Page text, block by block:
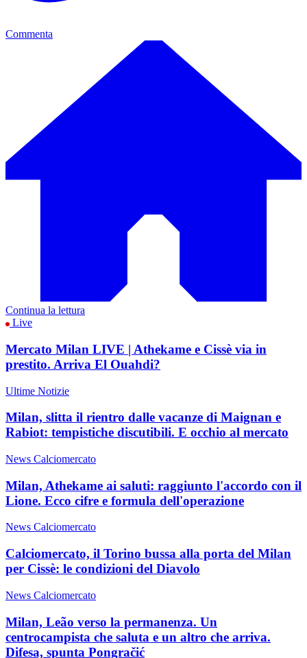
Commenta
Continua la lettura
Live
Mercato Milan LIVE | Athekame e Cissè via in
prestito. Arriva El Ouahdi?
Ultime Notizie
Milan, slitta il rientro dalle vacanze di Maignan e
Rabiot: tempistiche discutibili. E occhio al mercato
News Calciomercato
Milan, Athekame ai saluti: raggiunto l'accordo con il
Lione. Ecco cifre e formula dell'operazione
News Calciomercato
Calciomercato, il Torino bussa alla porta del Milan
per Cissè: le condizioni del Diavolo
News Calciomercato
Milan, Leão verso la permanenza. Un
centrocampista che saluta e un altro che arriva.
Difesa, spunta Pongračić